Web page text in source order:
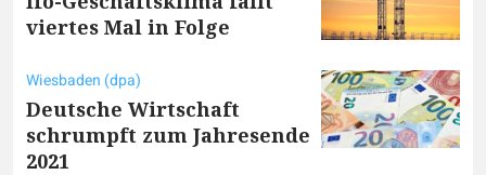
viertes Mal in Folge
Wiesbaden (dpa)
Deutsche Wirtschaft
schrumpft zum Jahresende
2021